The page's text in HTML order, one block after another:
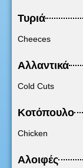
Τυριά
Cheeces
Αλλαντικά
Cold Cuts
Κοτόπουλο
Chicken
Αλοιφές